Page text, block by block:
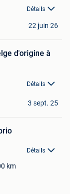
Détails
22 juin 26
d'origine à
Détails
3 sept. 25
Détails
km